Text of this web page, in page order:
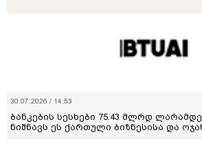
30.07.2026 / 14:53
ბანკების სესხები 75.43 მლრდ
ნიშნავს ეს ქართული ბიზნესისა და